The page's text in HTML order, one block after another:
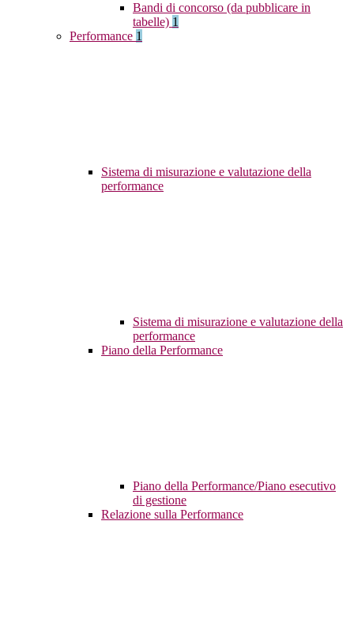
Bandi di concorso (da pubblicare in
tabelle) 1
Performance 1
Sistema di misurazione e valutazione della
performance
Sistema di misurazione e valutazione della
performance
Piano della Performance
Piano della Performance/Piano esecutivo
di gestione
Relazione sulla Performance